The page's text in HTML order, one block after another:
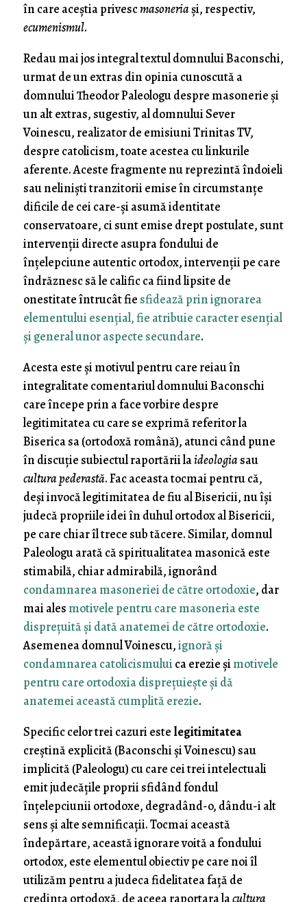
în care aceştia privescmasoneriaşi, respectiv,
ecumenismul.
Redau mai jos integral textul domnului Baconschi,
urmat de un extras din opinia cunoscută a
domnului Theodor Paleologu despre masonerie şi
un alt extras, sugestiv, al domnului Sever
Voinescu, realizator de emisiuni Trinitas TV,
despre catolicism, toate acestea cu linkurile
aferente. Aceste fragmente nu reprezintă îndoieli
sau nelinişti tranzitorii emise în circumstanţe
dificile de cei care-şi asumă identitate
conservatoare, ci sunt emise drept postulate, sunt
intervenţii directe asupra fondului de
înţelepciune autentic ortodox, intervenţii pe care
îndrăznesc să le calific ca fiind lipsite de
onestitate întrucât fie sfidează prin ignorarea
elementului esenţial, fie atribuie caracter esenţial
şi general unor aspecte secundare.
Acesta este şi motivul pentru care reiau în
integralitate comentariul domnului Baconschi
care începe prin a face vorbire despre
legitimitatea cu care se exprimă referitor la
Biserica sa (ortodoxă română), atunci când pune
în discuţie subiectul raportării laideologiasau
cultura pederastă. Fac aceasta tocmai pentru că,
deşi invocă legitimitatea de fiu al Bisericii, nu îşi
judecă propriile idei în duhul ortodox al Bisericii,
pe care chiar îl trece sub tăcere. Similar, domnul
Paleologu arată că spiritualitatea masonică este
stimabilă, chiar admirabilă, ignorând
condamnarea masoneriei de către ortodoxie, dar
mai ales motivele pentru care masoneria este
dispreţuită şi dată anatemei de către ortodoxie.
Asemenea domnul Voinescu,ignoră şi
condamnarea catolicismului ca erezie şi motivele
pentru care ortodoxia dispreţuieşte şi dă
anatemei această cumplită erezie.
Specific celor trei cazuri este legitimitatea
creştină explicită (Baconschi şi Voinescu) sau
implicită (Paleologu) cu care cei trei intelectuali
emit judecăţile proprii sfidând fondul
înţelepciunii ortodoxe, degradând-o, dându-i alt
sens şi alte semnificaţii. Tocmai această
îndepărtare, această ignorare voită a fondului
ortodox, este elementul obiectiv pe care noi îl
utilizăm pentru a judeca fidelitatea faţă de
credinţa ortodoxă, de aceea raportara lacultura